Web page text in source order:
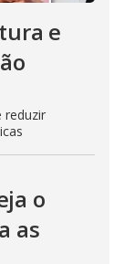
e
reduzir
o
as